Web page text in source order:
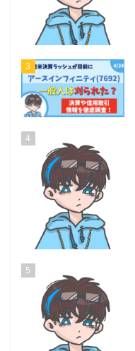
3
4
5